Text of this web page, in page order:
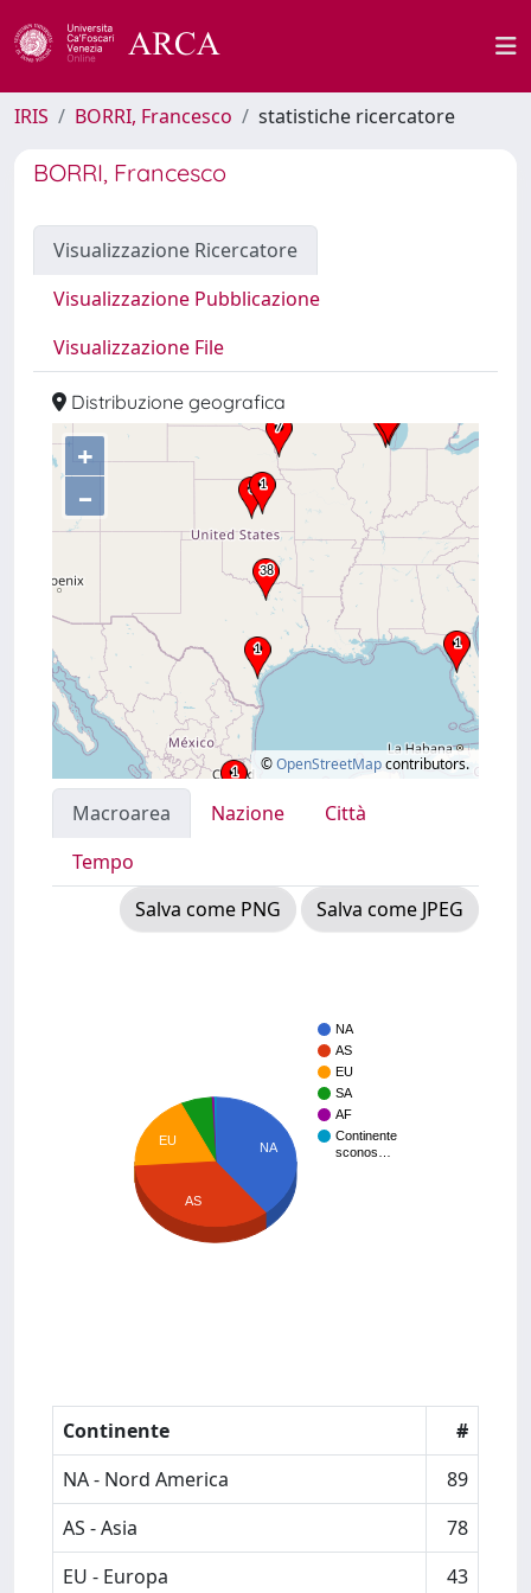
IRIS BORRI, Francesco statistiche ricercatore
BORRI, Francesco
Visualizzazione Ricercatore
Visualizzazione Pubblicazione
Visualizzazione File
Distribuzione geografica
+
–
©OpenStreetMapcontributors.
Macroarea Nazione
Città
Tempo
Salva come PNG
Salva come JPEG
NA
AS
EU
SA
AF
Continente
sconos…
NA
EU
AS
Continente
#
NA - Nord America
89
AS - Asia
78
EU - Europa
43